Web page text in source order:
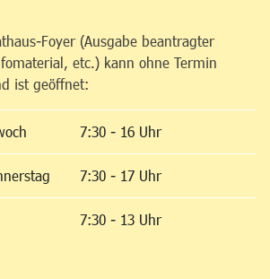
Foyer (Ausgabe beantragter
etc.) kann ohne Termin
ist geöffnet:
7:30 - 16 Uhr
7:30 - 17 Uhr
7:30 - 13 Uhr